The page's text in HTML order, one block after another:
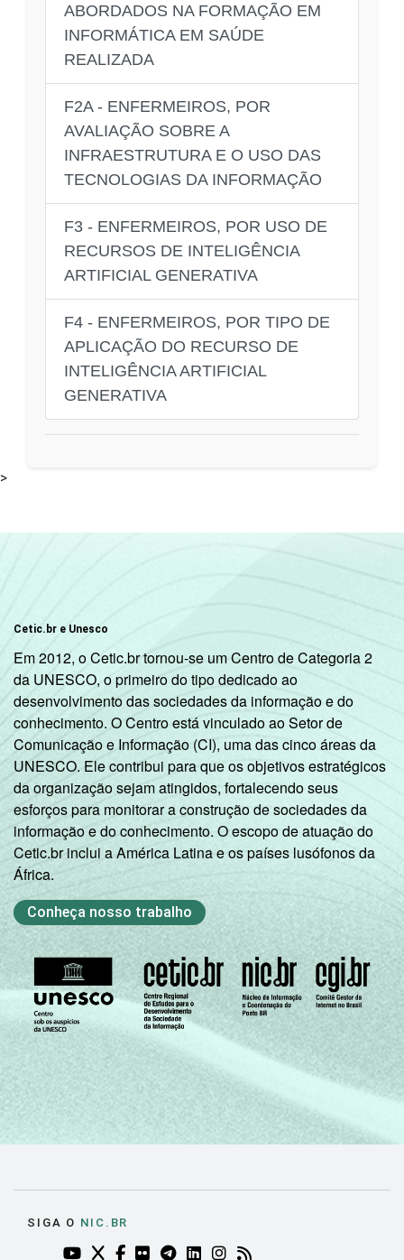
ABORDADOS NA FORMAÇÃO EM
INFORMÁTICA EM SAÚDE
REALIZADA
F2A - ENFERMEIROS, POR
AVALIAÇÃO SOBRE A
INFRAESTRUTURA E O USO DAS
TECNOLOGIAS DA INFORMAÇÃO
F3 - ENFERMEIROS, POR USO DE
RECURSOS DE INTELIGÊNCIA
ARTIFICIAL GENERATIVA
F4 - ENFERMEIROS, POR TIPO DE
APLICAÇÃO DO RECURSO DE
INTELIGÊNCIA ARTIFICIAL
GENERATIVA
>
Cetic.br e Unesco
Em 2012, o Cetic.br tornou-se um Centro de Categoria 2
da UNESCO, o primeiro do tipo dedicado ao
desenvolvimento das sociedades da informação e do
conhecimento. O Centro está vinculado ao Setor de
Comunicação e Informação (CI), uma das cinco áreas da
UNESCO. Ele contribui para que os objetivos estratégicos
da organização sejam atingidos, fortalecendo seus
esforços para monitorar a construção de sociedades da
informação e do conhecimento. O escopo de atuação do
Cetic.br inclui a América Latina e os países lusófonos da
África.
Conheça nosso trabalho
SIGA O NIC.BR
YOUTUBE DO NIC.BR (ABRE EM NOVA ABA)
TWITTER DO NIC.BR (ABRE EM NOVA ABA)
FACEBOOK DO NIC.BR (ABRE EM NOVA
FLICKR DO NIC.BR (ABRE EM NOVA
TELEGRAM DO NIC.BR (ABRE EM
LINKEDIN DO NIC.BR (ABRE
INSTAGRAM DO NIC.BR
RSS DO NIC.BR (ABRE